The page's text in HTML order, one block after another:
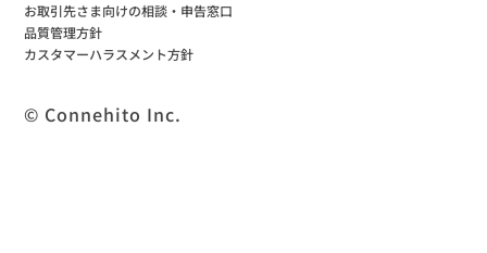
お取引先さま向けの相談・申告窓口
品質管理方針
カスタマーハラスメント方針
© Connehito Inc.